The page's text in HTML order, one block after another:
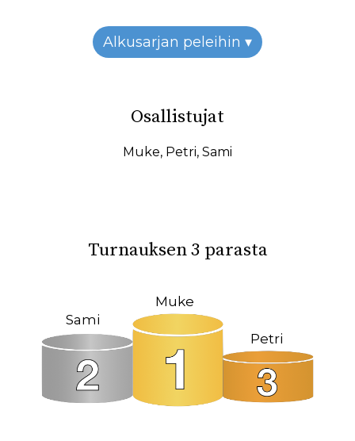
26.02.2026
24.02.2026
22.02.2026
19.02.2026
31.01.2026
27.01.2026
19.01.2026
17.01.2026
27.09.2025
22.09.2025
19.09.2025
11.09.2025
09.09.2025
31.08.2025
Alkusarjan peleihin ▾
Osallistujat
Muke, Petri, Sami
Turnauksen 3 parasta
Muke
Sami
Petri